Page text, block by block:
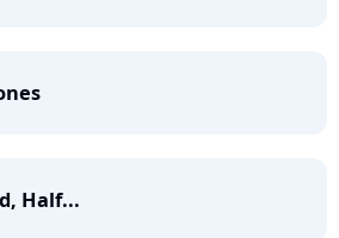
Half...